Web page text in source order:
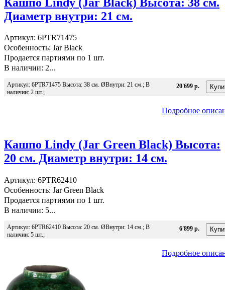
Диаметр внутри: 21 см.
Артикул: 6PTR71475
Особенность: Jar Black
Продается партиями по 1 шт.
В наличии: 2...
Артикул: 6PTR71475 Высота: 38 см. ØВнутри: 21 см.; В
наличии: 2 шт.;
20'699 р.
Подробное
Кашпо Lindy (Jar Green Black) Высота:
20 см. Диаметр внутри: 14 см.
Артикул: 6PTR62410
Особенность: Jar Green Black
Продается партиями по 1 шт.
В наличии: 5...
Артикул: 6PTR62410 Высота: 20 см. ØВнутри: 14 см.; В
наличии: 5 шт.;
6'899 р.
Подробное